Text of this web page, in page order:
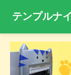
テンプルナ